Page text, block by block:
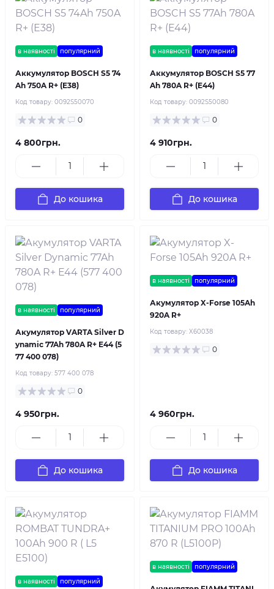
в наявності популярний
Аккумулятор BOSCH S5 74
Ah 750A R+ (E38)
Код товару: 0092S50070
0
4 800грн.
До кошика
в наявності популярний
Аккумулятор BOSCH S5 77
Ah 780A R+ (E44)
Код товару: 0092S50080
0
4 910грн.
До кошика
в наявності популярний
Акумулятор VARTA Silver D
ynamic 77Ah 780A R+ E44 (5
77 400 078)
Код товару: 577 400 078
0
4 950грн.
До кошика
в наявності популярний
Акумулятор X-Forse 105Ah
920A R+
Код товару: X60038
0
4 960грн.
До кошика
в наявності популярний
в наявності популярний